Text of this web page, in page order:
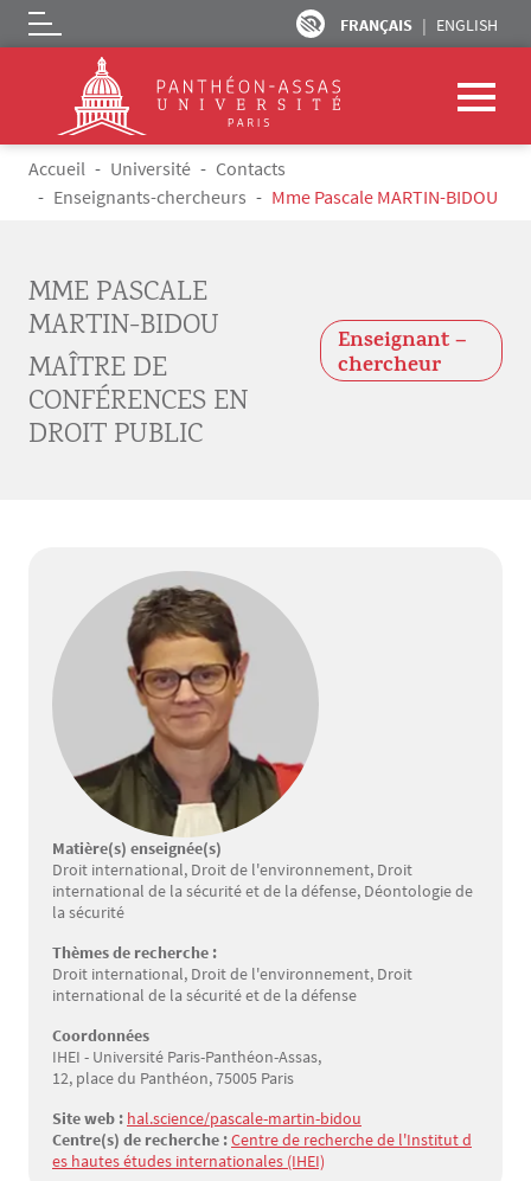
Aller au contenu principal
FRANÇAIS ENGLISH
Logo
Fil d'Ariane
Accueil Université
Contacts
Enseignants-chercheurs
Mme Pascale MARTIN-BIDOU
MME PASCALE
MARTIN-BIDOU
MAÎTRE DE
CONFÉRENCES EN
DROIT PUBLIC
Enseignant –
chercheur
Matière(s) enseignée(s)
Droit international, Droit de l'environnement, Droit
international de la sécurité et de la défense, Déontologie de
la sécurité
Thèmes de recherche :
Droit international, Droit de l'environnement, Droit
international de la sécurité et de la défense
Coordonnées
IHEI - Université Paris-Panthéon-Assas,
12, place du Panthéon, 75005 Paris
Site web : hal.science/pascale-martin-bidou
Centre(s) de recherche :Centre de recherche de l'Institut d
es hautes études internationales (IHEI)